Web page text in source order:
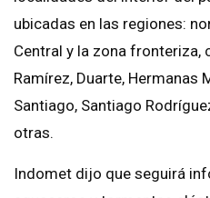
ubicadas en las regiones:
Central y la zona fronteriza,
Ramírez, Duarte, Hermanas
Santiago, Santiago
otras.
Indomet dijo que seguirá